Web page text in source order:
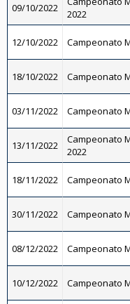
09/10/2022
2022
12/10/2022 Campeonato
18/10/2022 Campeonato
03/11/2022 Campeonato
13/11/2022
Campeonato
2022
18/11/2022 Campeonato
30/11/2022 Campeonato
08/12/2022 Campeonato
10/12/2022 Campeonato